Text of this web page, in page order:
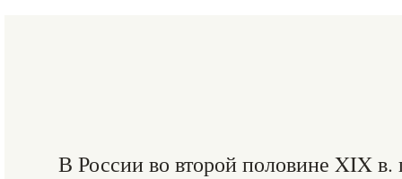
В России во второй половине XIX в.